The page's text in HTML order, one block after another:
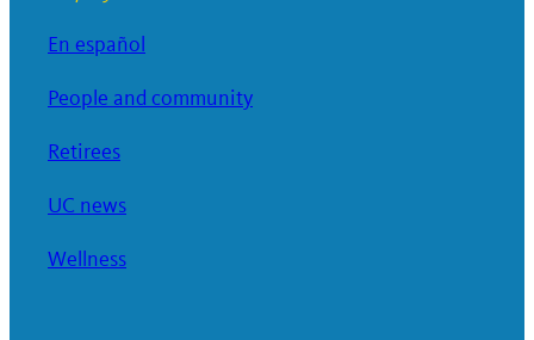
En español
People and community
Retirees
UC news
Wellness